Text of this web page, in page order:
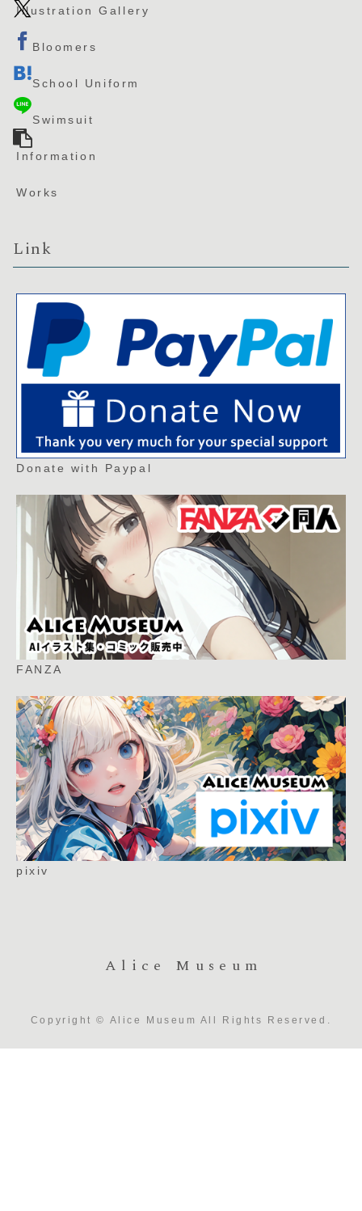
Illustration Gallery
Bloomers
School Uniform
Swimsuit
Information
Works
Link
Donate with Paypal
FANZA
pixiv
Alice Museum
Copyright © Alice Museum All Rights Reserved.